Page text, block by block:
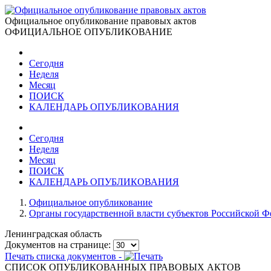
Официальное опубликование правовых актов
ОФИЦИАЛЬНОЕ ОПУБЛИКОВАНИЕ
Сегодня
Неделя
Месяц
ПОИСК
КАЛЕНДАРЬ ОПУБЛИКОВАНИЯ
Сегодня
Неделя
Месяц
ПОИСК
КАЛЕНДАРЬ ОПУБЛИКОВАНИЯ
Официальное опубликование
Органы государственной власти субъектов Российской
Ленинградская область
Документов на странице:
Печать списка документов -
СПИСОК ОПУБЛИКОВАННЫХ ПРАВОВЫХ АКТОВ